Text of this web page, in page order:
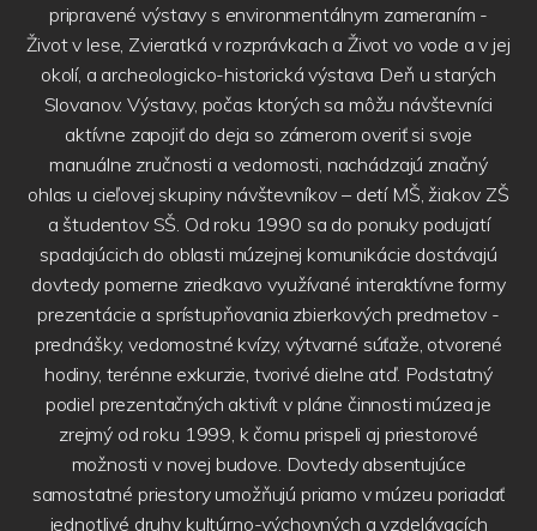
pripravené výstavy s environmentálnym zameraním -
Život v lese, Zvieratká v rozprávkach a Život vo vode a v jej
okolí, a archeologicko-historická výstava Deň u starých
Slovanov. Výstavy, počas ktorých sa môžu návštevníci
aktívne zapojiť do deja so zámerom overiť si svoje
manuálne zručnosti a vedomosti, nachádzajú značný
ohlas u cieľovej skupiny návštevníkov – detí MŠ, žiakov ZŠ
a študentov SŠ. Od roku 1990 sa do ponuky podujatí
spadajúcich do oblasti múzejnej komunikácie dostávajú
dovtedy pomerne zriedkavo využívané interaktívne formy
prezentácie a sprístupňovania zbierkových predmetov -
prednášky, vedomostné kvízy, výtvarné súťaže, otvorené
hodiny, terénne exkurzie, tvorivé dielne atď. Podstatný
podiel prezentačných aktivít v pláne činnosti múzea je
zrejmý od roku 1999, k čomu prispeli aj priestorové
možnosti v novej budove. Dovtedy absentujúce
samostatné priestory umožňujú priamo v múzeu poriadať
jednotlivé druhy kultúrno-výchovných a vzdelávacích